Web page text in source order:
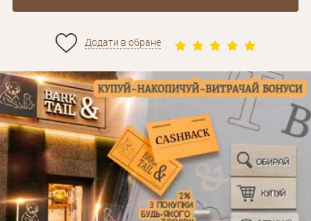
Додати в обране